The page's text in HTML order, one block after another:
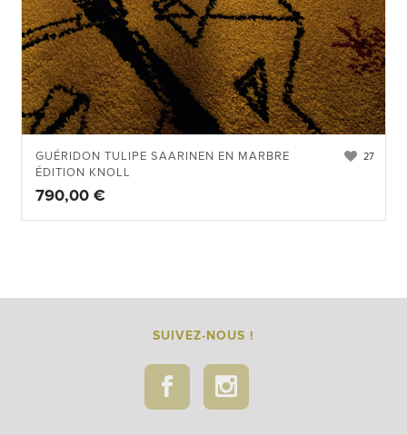
27
GUÉRIDON TULIPE SAARINEN EN MARBRE
ÉDITION KNOLL
790,00 €
SUIVEZ-NOUS !